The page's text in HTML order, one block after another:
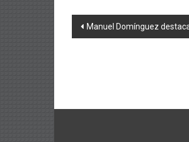
Navegación
Manuel Domínguez